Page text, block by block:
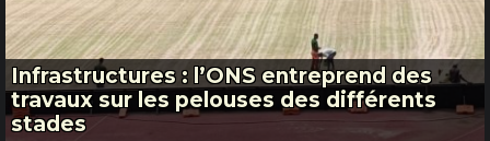
Infrastructures : l’ONS entreprend des
travaux sur les pelouses des différents
stades